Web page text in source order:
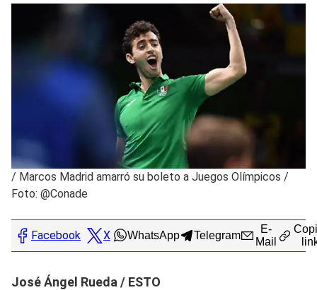
/ Marcos Madrid amarró su boleto a Juegos Olímpicos /
Foto: @Conade
Facebook X WhatsApp Telegram
E-
Mail
José Ángel Rueda / ESTO